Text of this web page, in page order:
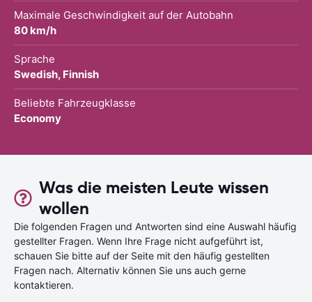
Maximale Geschwindigkeit auf der Autobahn
80 km/h
Sprache
Swedish, Finnish
Beliebte Fahrzeugklasse
Economy
Was die meisten Leute wissen
wollen
Die folgenden Fragen und Antworten sind eine Auswahl häufig
gestellter Fragen. Wenn Ihre Frage nicht aufgeführt ist,
schauen Sie bitte auf der Seite mit den häufig gestellten
Fragen nach. Alternativ können Sie uns auch gerne
kontaktieren.